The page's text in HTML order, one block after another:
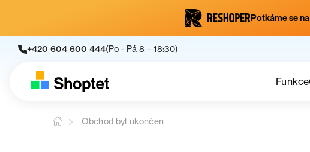
Potkáme se
+420 604 600 444(Po - Pá 8 – 18:30)
Funkce
Obchod byl ukončen